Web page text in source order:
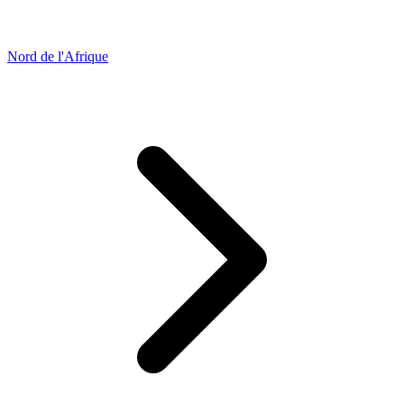
Nord de l'Afrique